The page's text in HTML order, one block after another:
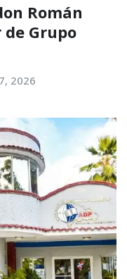
Román
Grupo
2026